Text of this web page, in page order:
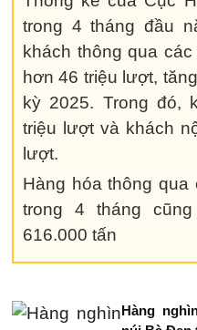
trong 4 tháng đầu
khách thông qua
hơn 46 triệu lượt,
kỳ 2025. Trong đó,
triệu lượt và khách
lượt.
Hàng hóa thông qua
trong 4 tháng
616.000 tấn
Hàng